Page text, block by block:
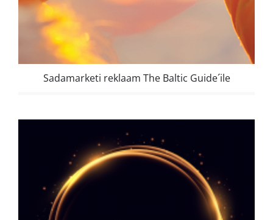
Sadamarketi reklaam The Baltic Guide´ile